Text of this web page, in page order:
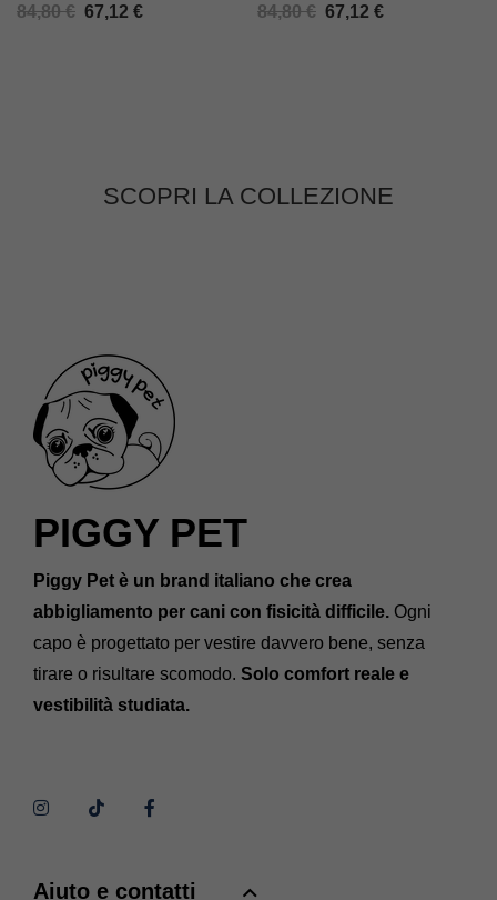
84,80€ 67,12 € 84,80€ 67,12 €
SCOPRI LA COLLEZIONE
PIGGY PET
Piggy Pet è un brand italiano che crea
abbigliamento per cani con fisicità difficile. Ogni
capo è progettato per vestire davvero bene, senza
tirare o risultare scomodo. Solo comfort reale e
vestibilità studiata.
Aiuto e contatti